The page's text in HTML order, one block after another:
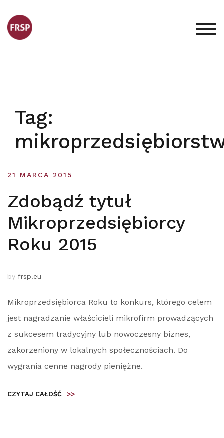
content
Tag:
21 MARCA 2015
Zdobądź tytuł
Mikroprzedsiębiorcy
Roku 2015
by frsp.eu
Mikroprzedsiębiorca Roku to konkurs, którego celem
jest nagradzanie właścicieli mikrofirm prowadzących
z sukcesem tradycyjny lub nowoczesny biznes,
zakorzeniony w lokalnych społecznościach. Do
wygrania cenne nagrody pieniężne.
CZYTAJ CAŁOŚĆ >>